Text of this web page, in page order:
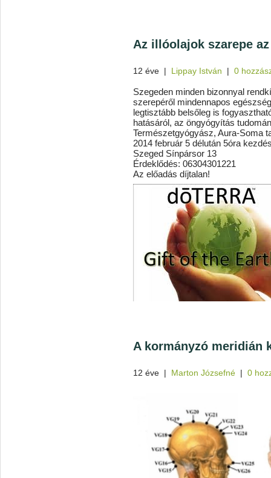
Az illóolajok szarepe
12 éve | Lippay István | 0
Szegeden minden bizonnyal
szerepéről mindennapos
legtisztább belsőleg is
hatásáról, az öngyógyítás
Természetgyógyász, Aura-Soma
2014 február 5 délután 5óra
Szeged Sínpársor 13
Érdeklődés: 06304301221
Az előadás díjtalan!
A kormányzó meridián
12 éve | Marton Józsefné | 0